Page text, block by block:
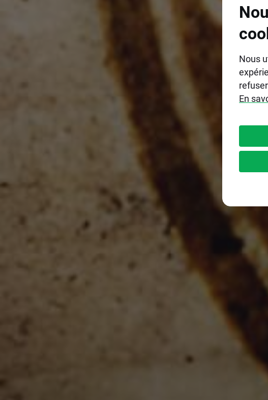
Nous
En